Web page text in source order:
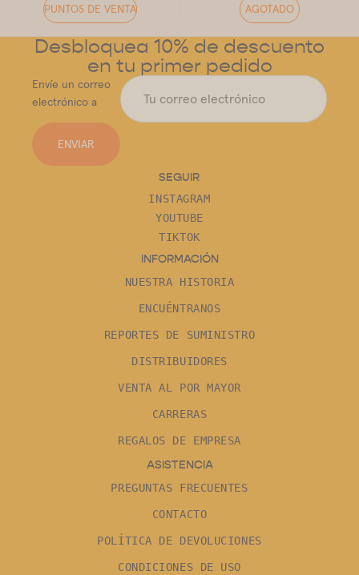
PUNTOS DE VENTA AGOTADO
Desbloquea 10% de descuento
en tu primer pedido
Envíe un correo
electrónico a
ENVIAR
SEGUIR
INSTAGRAM
YOUTUBE
TIKTOK
INFORMACIÓN
NUESTRA HISTORIA
ENCUÉNTRANOS
REPORTES DE SUMINISTRO
DISTRIBUIDORES
VENTA AL POR MAYOR
CARRERAS
REGALOS DE EMPRESA
ASISTENCIA
PREGUNTAS FRECUENTES
CONTACTO
POLÍTICA DE DEVOLUCIONES
CONDICIONES DE USO